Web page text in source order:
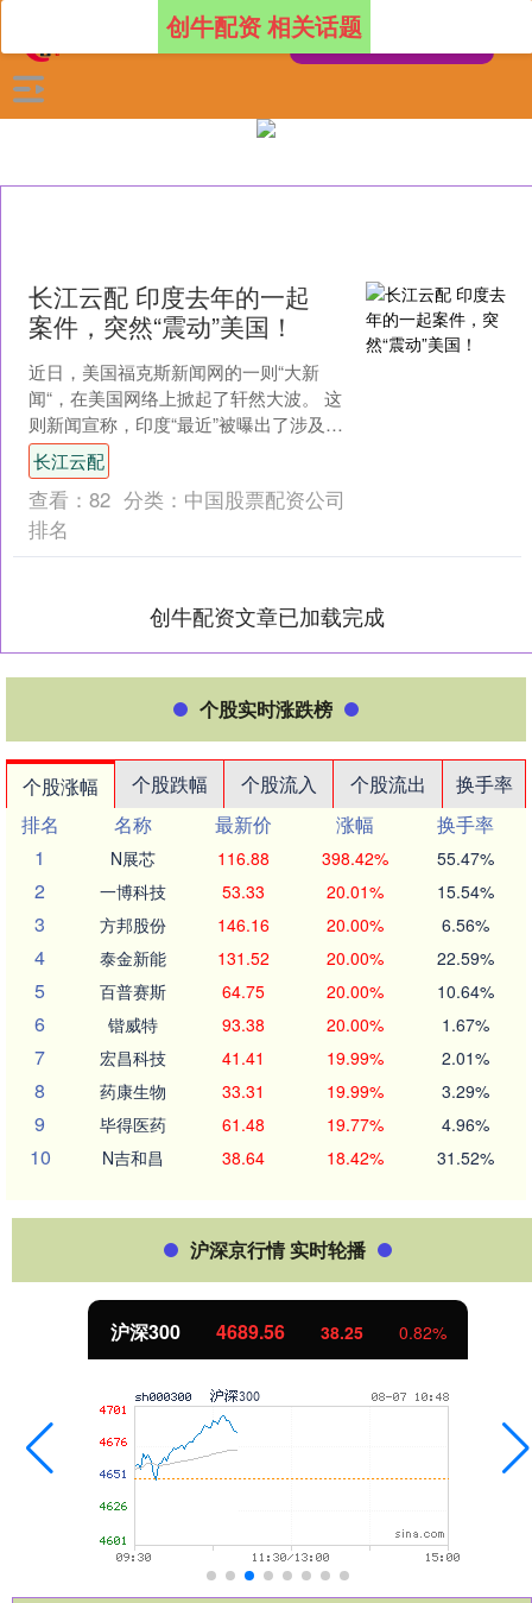
创牛配资 相关话题
长江云配 印度去年的一起
案件，突然“震动”美国！
近日，美国福克斯新闻网的一则“大新
闻“，在美国网络上掀起了轩然大波。 这
则新闻宣称，印度“最近”被曝出了涉及美
国的H-1B工作签证的大骗局，印度警方
调查发现印度....
长江云配
查看： 82 分类： 中国股票配资公司
排名
创牛配资文章已加载完成
个股实时涨跌榜
个股涨幅 个股跌幅 个股流入 个股流出
换手率
排名
名称 最新价 涨幅
换手率
1
N展芯 116.88 398.42% 55.47%
2 一博科技 53.33 20.01% 15.54%
3 方邦股份 146.16 20.00% 6.56%
4 泰金新能 131.52 20.00% 22.59%
5 百普赛斯 64.75 20.00% 10.64%
6 锴威特 93.38 20.00% 1.67%
7 宏昌科技 41.41 19.99% 2.01%
8 药康生物 33.31 19.99% 3.29%
9 毕得医药 61.48 19.77% 4.96%
10 N吉和昌 38.64 18.42% 31.52%
沪深京行情 实时轮播
北证50 1120.82 -2.06 -0.18%